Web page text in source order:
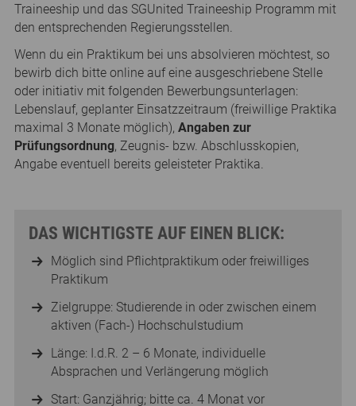
Traineeship und das SGUnited Traineeship Programm mit
den entsprechenden Regierungsstellen.
Wenn du ein Praktikum bei uns absolvieren möchtest, so
bewirb dich bitte online auf eine ausgeschriebene Stelle
oder initiativ mit folgenden Bewerbungsunterlagen:
Lebenslauf, geplanter Einsatzzeitraum (freiwillige Praktika
maximal 3 Monate möglich), Angaben zur
Prüfungsordnung, Zeugnis- bzw. Abschlusskopien,
Angabe eventuell bereits geleisteter Praktika.
DAS WICHTIGSTE AUF EINEN BLICK:
Möglich sind Pflichtpraktikum oder freiwilliges
Praktikum
Zielgruppe: Studierende in oder zwischen einem
aktiven (Fach-) Hochschulstudium
Länge: I.d.R. 2 – 6 Monate, individuelle
Absprachen und Verlängerung möglich
Start: Ganzjährig; bitte ca. 4 Monat vor